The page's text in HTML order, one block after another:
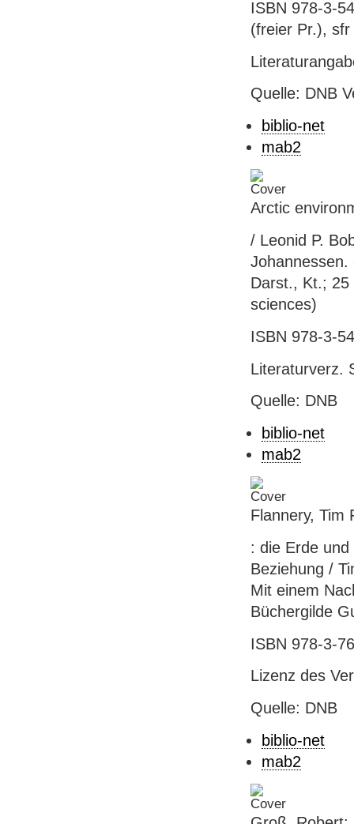
ISBN 978-3-
(freier Pr.),
Quelle: DNB
biblio-net
mab2
Arctic
/ Leonid P.
Darst., Kt.; 25
sciences)
ISBN 978-3-
Literaturverz.
Quelle: DNB
biblio-net
mab2
Flannery, Tim
: die Erde
Beziehung /
Mit einem
Büchergilde
ISBN 978-3-
Lizenz des
Quelle: DNB
biblio-net
mab2